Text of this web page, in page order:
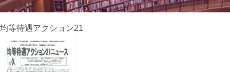
均等待遇アクション21